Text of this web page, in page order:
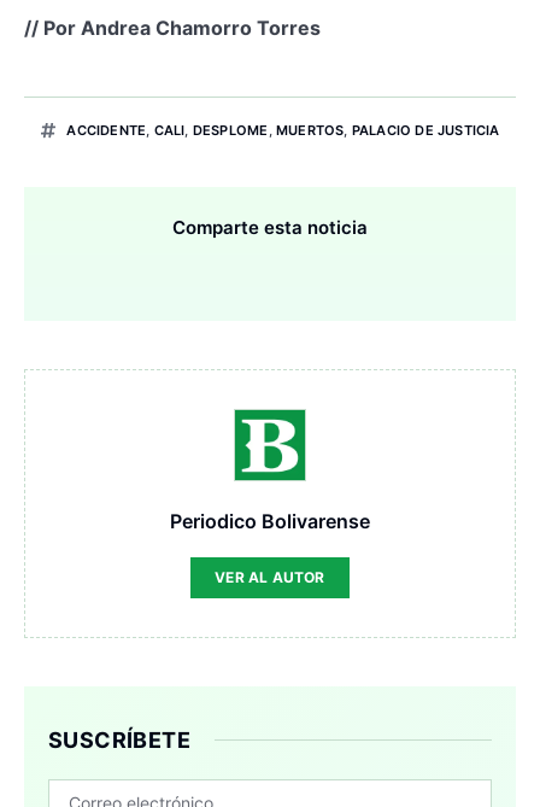
// Por Andrea Chamorro Torres
ACCIDENTE, CALI, DESPLOME , MUERTOS, PALACIO DE JUSTICIA
Comparte esta noticia
Periodico Bolivarense
VER AL AUTOR
SUSCRÍBETE